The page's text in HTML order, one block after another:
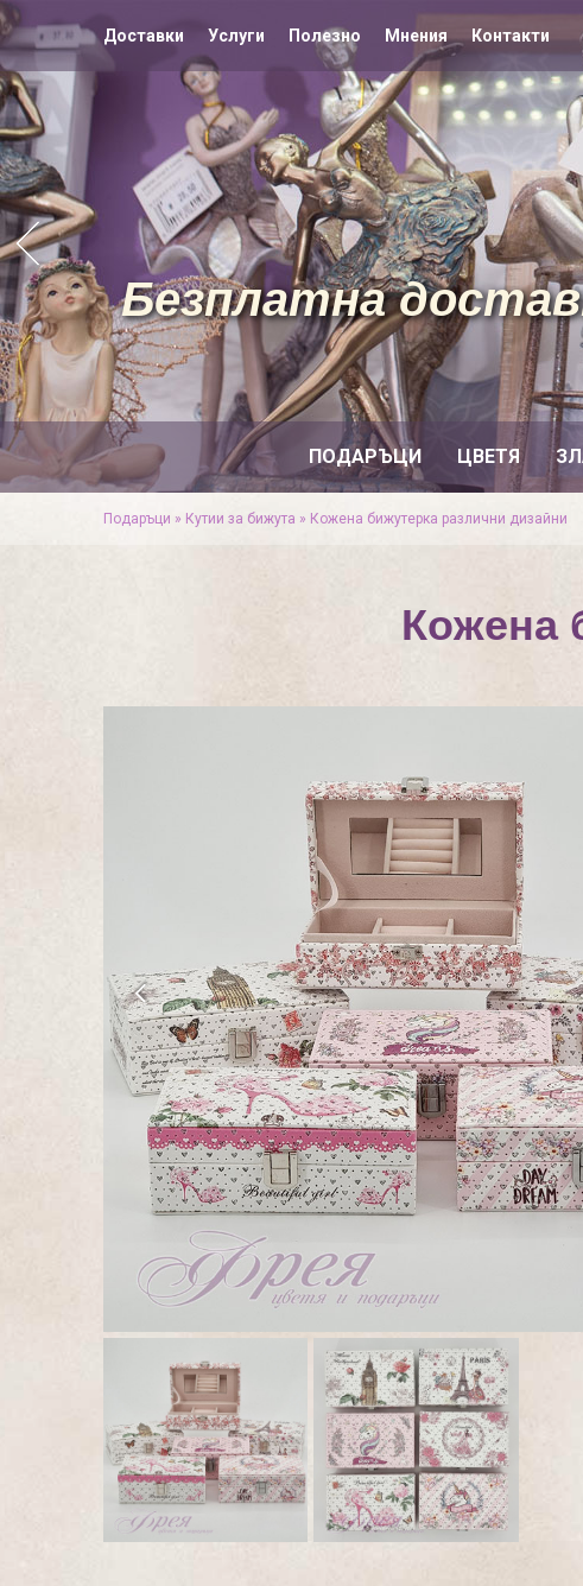
Доставки Услуги Полезно Мнения Контакти
ПОДАРЪЦИ ЦВЕТЯ
Безплатна
Подаръци » Кутии за бижута » Кожена бижутерка различни дизайни
Кожена